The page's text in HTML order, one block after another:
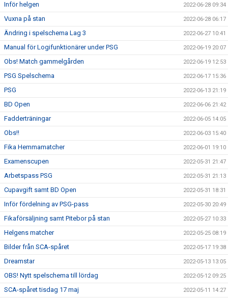
Inför helgen 2022-06-28 09:34
Vuxna på stan 2022-06-28 06:17
Ändring i spelschema Lag 3 2022-06-27 10:41
Manual för Logifunktionärer under PSG 2022-06-19 20:07
Obs! Match gammelgården 2022-06-19 12:53
PSG Spelschema 2022-06-17 15:36
PSG 2022-06-13 21:19
BD Open 2022-06-06 21:42
Fadderträningar 2022-06-05 14:05
Obs!! 2022-06-03 15:40
Fika Hemmamatcher 2022-06-01 19:10
Examenscupen 2022-05-31 21:47
Arbetspass PSG 2022-05-31 21:13
Cupavgift samt BD Open 2022-05-31 18:31
Inför fördelning av PSG-pass 2022-05-30 20:49
Fikaförsäljning samt Pitebor på stan 2022-05-27 10:33
Helgens matcher 2022-05-25 08:19
Bilder från SCA-spåret 2022-05-17 19:38
Dreamstar 2022-05-13 13:05
OBS! Nytt spelschema till lördag 2022-05-12 09:25
SCA-spåret tisdag 17 maj 2022-05-11 14:27